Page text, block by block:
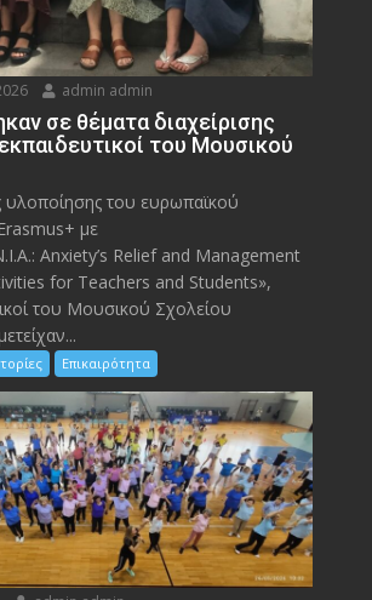
admin admin
σε θέματα διαχείρισης
του Μουσικού
υλοποίησης του ευρωπαϊκού
με
Anxiety’s Relief and Management
for Teachers and Students»,
του Μουσικού Σχολείου
Επικαιρότητα